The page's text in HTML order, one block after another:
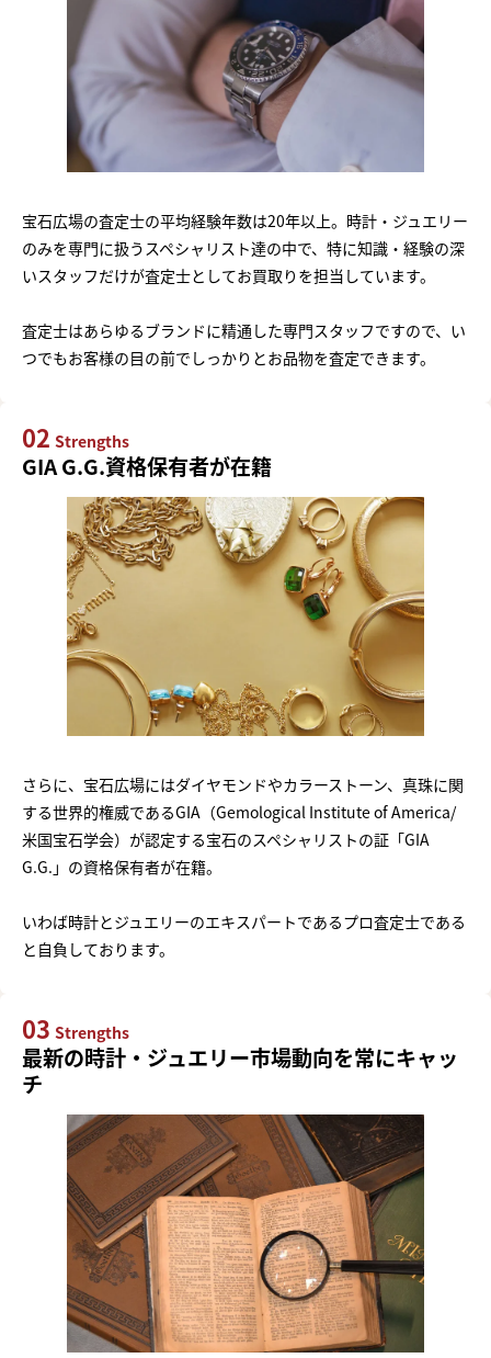
宝石広場の査定士の平均経験年数は20年以上。時計・ジュエリー
のみを専門に扱うスペシャリスト達の中で、特に知識・経験の深
いスタッフだけが査定士としてお買取りを担当しています。
査定士はあらゆるブランドに精通した専門スタッフですので、い
つでもお客様の目の前でしっかりとお品物を査定できます。
02 Strengths
GIA G.G.資格保有者が在籍
さらに、宝石広場にはダイヤモンドやカラーストーン、真珠に関
する世界的権威であるGIA（Gemological Institute of America/
米国宝石学会）が認定する宝石のスペシャリストの証「GIA
G.G.」の資格保有者が在籍。
いわば時計とジュエリーのエキスパートであるプロ査定士である
と自負しております。
03 Strengths
最新の時計・ジュエリー市場動向を常にキャッ
チ